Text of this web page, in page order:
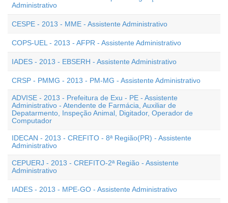
Administrativo
CESPE - 2013 - MME - Assistente Administrativo
COPS-UEL - 2013 - AFPR - Assistente Administrativo
IADES - 2013 - EBSERH - Assistente Administrativo
CRSP - PMMG - 2013 - PM-MG - Assistente Administrativo
ADVISE - 2013 - Prefeitura de Exu - PE - Assistente
Administrativo - Atendente de Farmácia, Auxiliar de
Depatarmento, Inspeção Animal, Digitador, Operador de
Computador
IDECAN - 2013 - CREFITO - 8ª Região(PR) - Assistente
Administrativo
CEPUERJ - 2013 - CREFITO-2ª Região - Assistente
Administrativo
IADES - 2013 - MPE-GO - Assistente Administrativo